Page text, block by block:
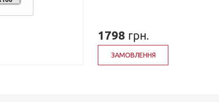
1798 грн.
ЗАМОВЛЕННЯ